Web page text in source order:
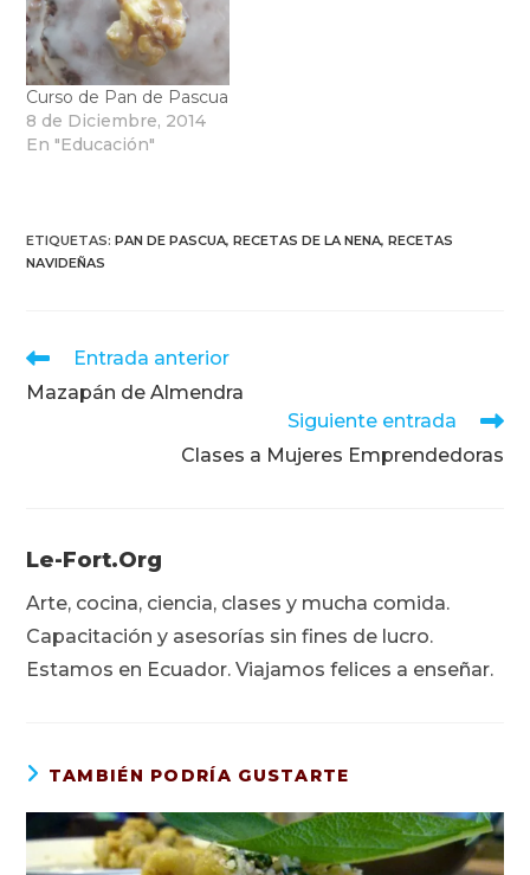
Curso de Pan de Pascua
8 de Diciembre, 2014
En "Educación"
ETIQUETAS:PAN DE PASCUA, RECETAS DE LA NENA, RECETAS
NAVIDEÑAS
Leer
artículos
Entrada anterior
Mazapán de Almendra
Siguiente entrada
Clases a Mujeres Emprendedoras
Le-Fort.org
Arte, cocina, ciencia, clases y mucha comida.
Capacitación y asesorías sin fines de lucro.
Estamos en Ecuador. Viajamos felices a enseñar.
TAMBIÉN PODRÍA GUSTARTE